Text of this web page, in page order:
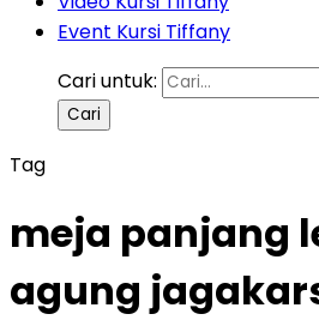
Event Kursi Tiffany
Cari untuk:
Tag
meja panjang
agung